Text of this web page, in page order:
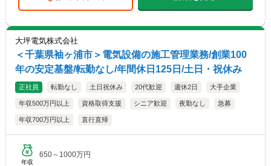
大坪電気株式会社
＜千葉県袖ヶ浦市＞電気設備の施工管理業務/創業100
年の安定基盤/転勤なし/年間休日125日/土日・祝休み
正社員 転勤なし 土日祝休み 20代歓迎 週休2日 大手企業
年収500万円以上 資格取得支援 シニア歓迎 夜勤なし 急募
年収700万円以上 直行直帰
年収
650～1000万円